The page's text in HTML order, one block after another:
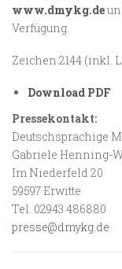
www.dmykg.de
Verfügung.
Zeichen 2144 (inkl.
Download PDF
Pressekontakt:
Deutschsprachige
Gabriele Henning-
Im Niederfeld 20
59597 Erwitte
Tel. 02943 486880
presse@dmykg.de